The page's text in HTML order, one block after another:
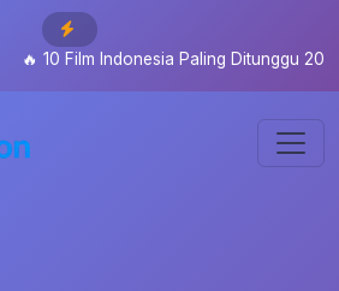
10 Film Indonesia Paling Ditunggu 2026: